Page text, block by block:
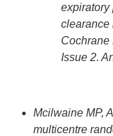
expiratory
clearance
Cochrane
Issue 2.
Mcilwaine MP,
multicentre